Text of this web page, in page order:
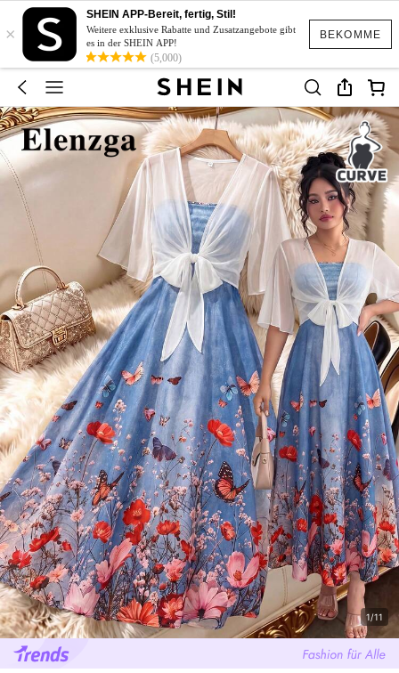
BEKOMME
×
SHEIN APP-Bereit, fertig, Stil!
Weitere exklusive Rabatte und Zusatzangebote gibt
es in der SHEIN APP!
(5,000)
1/11